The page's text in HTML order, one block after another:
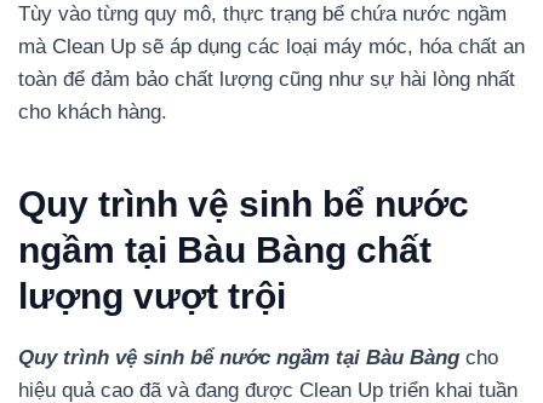
Tùy vào từng quy mô, thực trạng bể chứa nước ngầm
mà Clean Up sẽ áp dụng các loại máy móc, hóa chất an
toàn để đảm bảo chất lượng cũng như sự hài lòng nhất
cho khách hàng.
Quy trình vệ sinh bể nước
ngầm tại Bàu Bàng chất
lượng vượt trội
Quy trình vệ sinh bể nước ngầm tại Bàu Bàng cho
hiệu quả cao đã và đang được Clean Up triển khai tuần